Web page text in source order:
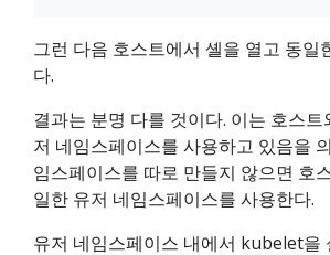
그런 다음 호스트에서 셸을 열고 동일
다.
결과는 분명 다를 것이다. 이는 호스
저 네임스페이스를 사용하고 있음을
임스페이스를 따로 만들지 않으면 호
일한 유저 네임스페이스를 사용한다.
유저 네임스페이스 내에서 kubelet을